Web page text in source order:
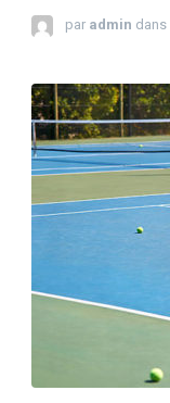
par admin dans